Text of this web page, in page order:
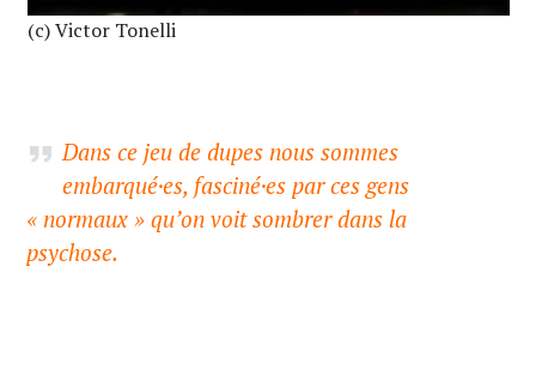
(c) Victor Tonelli
Dans ce jeu de dupes nous sommes
embarqué·es, fasciné·es par ces gens
« normaux » qu’on voit sombrer dans la
psychose.